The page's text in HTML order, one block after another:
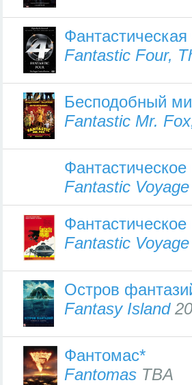
Фантастическая
Fantastic Four,
Бесподобный
Fantastic Mr.
Fantastic Voyage
Fantastic Voyage
Остров
Fantasy Island
Фантомас*
Fantomas TBA